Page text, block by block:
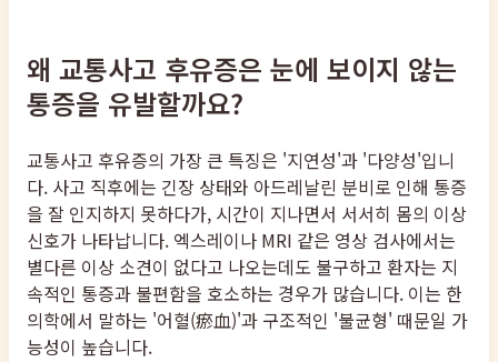
왜 교통사고 후유증은 눈에 보이지 않는
통증을 유발할까요?
교통사고 후유증의 가장 큰 특징은 '지연성'과 '다양성'입니
다. 사고 직후에는 긴장 상태와 아드레날린 분비로 인해 통증
을 잘 인지하지 못하다가, 시간이 지나면서 서서히 몸의 이상
신호가 나타납니다. 엑스레이나 MRI 같은 영상 검사에서는
별다른 이상 소견이 없다고 나오는데도 불구하고 환자는 지
속적인 통증과 불편함을 호소하는 경우가 많습니다. 이는 한
의학에서 말하는 '어혈(瘀血)'과 구조적인 '불균형' 때문일 가
능성이 높습니다.